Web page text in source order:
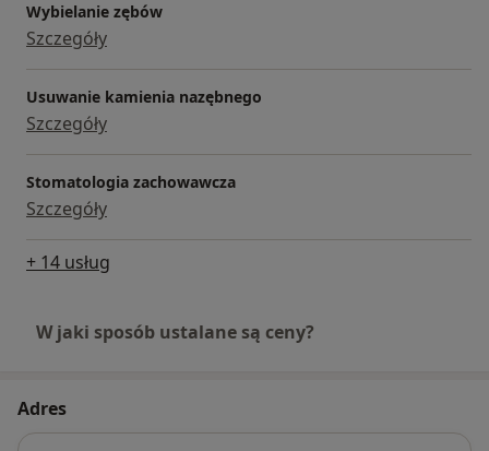
Wybielanie zębów
Szczegóły
Usuwanie kamienia nazębnego
Szczegóły
Stomatologia zachowawcza
Szczegóły
+ 14 usług
W jaki sposób ustalane są ceny?
Adres